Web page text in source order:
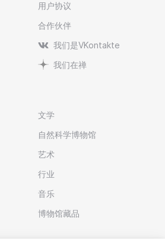
用户协议
合作伙伴
我们是VKontakte
我们在禅
文学
自然科学博物馆
艺术
行业
音乐
博物馆藏品